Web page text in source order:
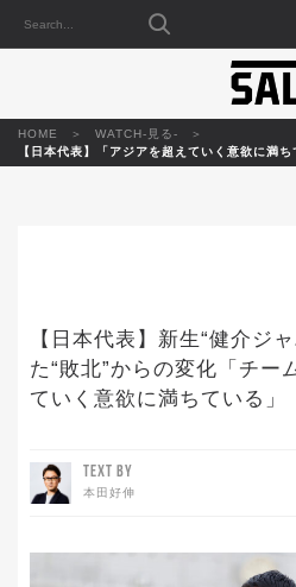
HOME
WATCH-見る-
【日本代表】「アジアを超えていく意欲に満ち
【日本代表】新生“健介ジ
た“敗北”からの変化「チー
ていく意欲に満ちている」
TEXT BY
本田好伸